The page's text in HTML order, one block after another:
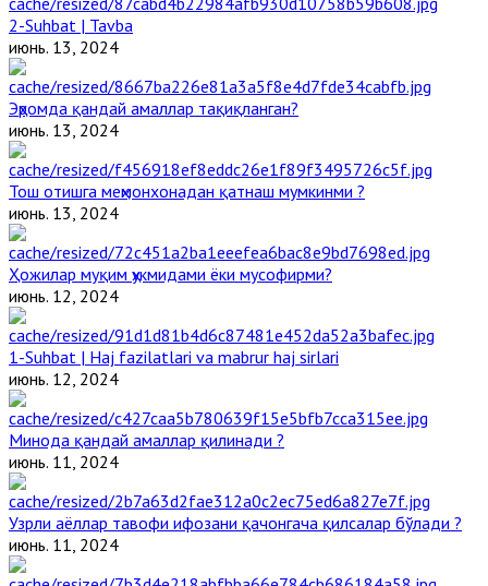
2-Suhbat | Tavba
июнь. 13, 2024
Эҳромда қандай амаллар тақиқланган?
июнь. 13, 2024
Тош отишга меҳмонхонадан қатнаш мумкинми ?
июнь. 13, 2024
Ҳожилар муқим ҳукмидами ёки мусофирми?
июнь. 12, 2024
1-Suhbat | Haj fazilatlari va mabrur haj sirlari
июнь. 12, 2024
Минода қандай амаллар қилинади ?
июнь. 11, 2024
Узрли аёллар тавофи ифозани қачонгача қилсалар бўлади ?
июнь. 11, 2024